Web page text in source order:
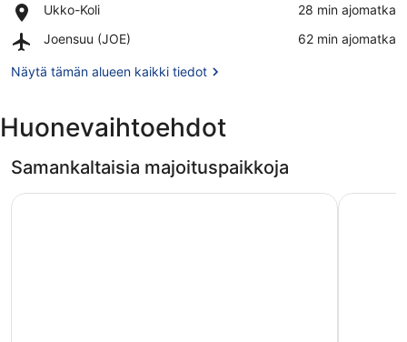
Ukko-Koli
Place,
Koli
‪28 min ajomatka‬
Joensuu (JOE)
Airport,
(JOE)
‪62 min ajomatka‬
Näytä tämän alueen kaikki tiedot
Huonevaihtoehdot
Samankaltaisia majoituspaikkoja
Break Sokos Hotel Koli Kylä Spa